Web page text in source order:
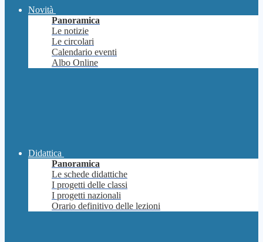
Novità
Panoramica
Le notizie
Le circolari
Calendario eventi
Albo Online
Didattica
Panoramica
Le schede didattiche
I progetti delle classi
I progetti nazionali
Orario definitivo delle lezioni